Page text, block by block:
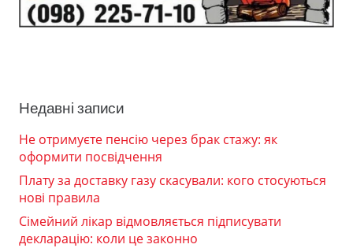
Недавні записи
Не отримуєте пенсію через брак стажу: як
оформити посвідчення
Плату за доставку газу скасували: кого стосуються
нові правила
Сімейний лікар відмовляється підписувати
декларацію: коли це законно